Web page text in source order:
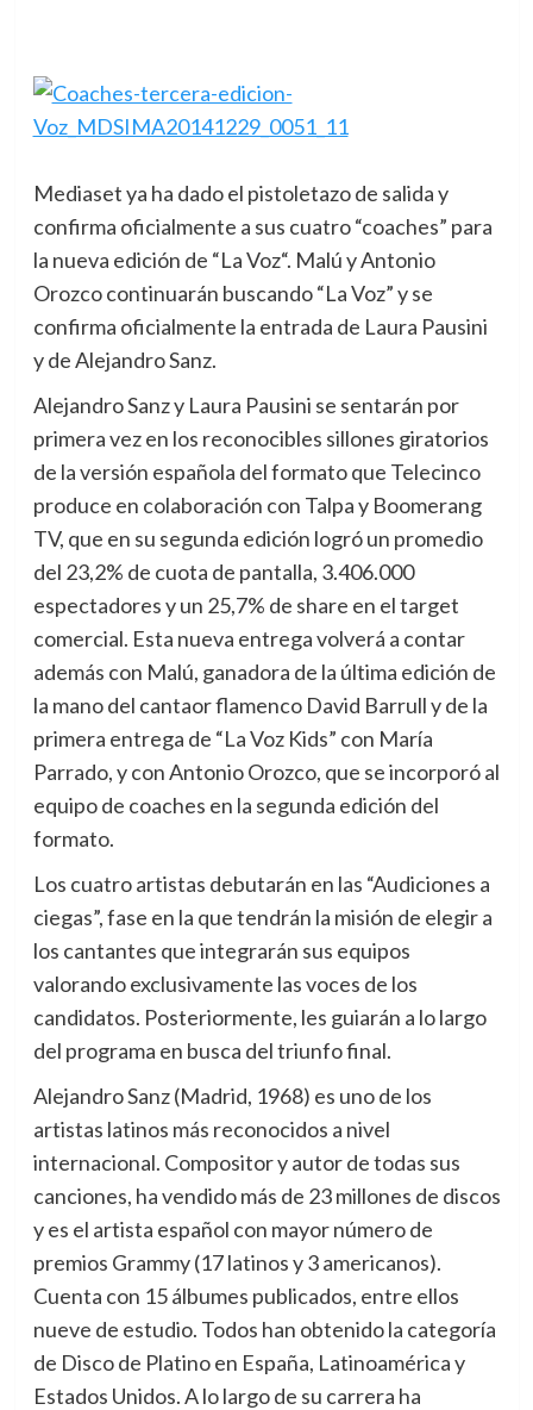
Mediaset ya ha dado el pistoletazo de salida y
confirma oficialmente a sus cuatro “coaches” para
la nueva edición de “La Voz“. Malú y Antonio
Orozco continuarán buscando “La Voz” y se
confirma oficialmente la entrada de Laura Pausini
y de Alejandro Sanz.
Alejandro Sanz y Laura Pausini se sentarán por
primera vez en los reconocibles sillones giratorios
de la versión española del formato que Telecinco
produce en colaboración con Talpa y Boomerang
TV, que en su segunda edición logró un promedio
del 23,2% de cuota de pantalla, 3.406.000
espectadores y un 25,7% de share en el target
comercial. Esta nueva entrega volverá a contar
además con Malú, ganadora de la última edición de
la mano del cantaor flamenco David Barrull y de la
primera entrega de “La Voz Kids” con María
Parrado, y con Antonio Orozco, que se incorporó al
equipo de coaches en la segunda edición del
formato.
Los cuatro artistas debutarán en las “Audiciones a
ciegas”, fase en la que tendrán la misión de elegir a
los cantantes que integrarán sus equipos
valorando exclusivamente las voces de los
candidatos. Posteriormente, les guiarán a lo largo
del programa en busca del triunfo final.
Alejandro Sanz (Madrid, 1968) es uno de los
artistas latinos más reconocidos a nivel
internacional. Compositor y autor de todas sus
canciones, ha vendido más de 23 millones de discos
y es el artista español con mayor número de
premios Grammy (17 latinos y 3 americanos).
Cuenta con 15 álbumes publicados, entre ellos
nueve de estudio. Todos han obtenido la categoría
de Disco de Platino en España, Latinoamérica y
Estados Unidos. A lo largo de su carrera ha